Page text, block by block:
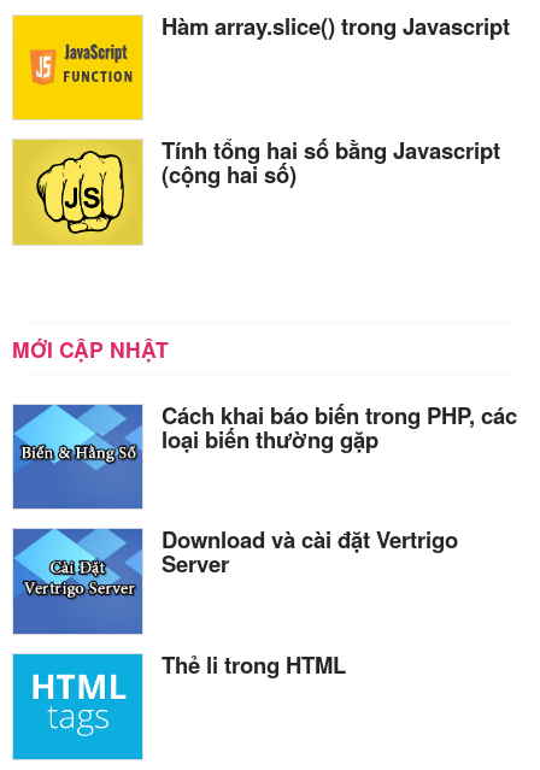
Hàm array.slice() trong Javascript
Tính tổng hai số bằng Javascript
(cộng hai số)
MỚI CẬP NHẬT
Cách khai báo biến trong PHP, các
loại biến thường gặp
Download và cài đặt Vertrigo
Server
Thẻ li trong HTML